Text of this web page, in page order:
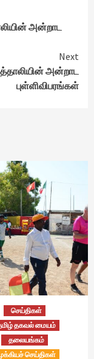
அன்றாட
Next
அன்றாட
புள்ளிவிபரங்கள்
செய்திகள்
தகவல் மையம்
தலையங்கம்
செய்திகள்